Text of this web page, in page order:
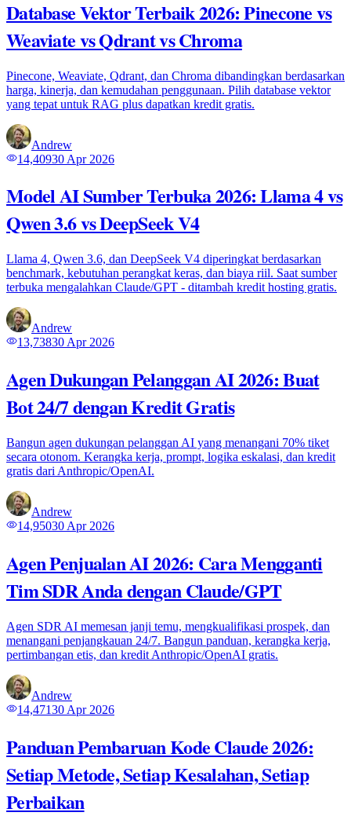
Database Vektor Terbaik 2026: Pinecone vs
Weaviate vs Qdrant vs Chroma
Pinecone, Weaviate, Qdrant, dan Chroma dibandingkan berdasarkan
harga, kinerja, dan kemudahan penggunaan. Pilih database vektor
yang tepat untuk RAG plus dapatkan kredit gratis.
Andrew
14,40930 Apr 2026
Model AI Sumber Terbuka 2026: Llama 4 vs
Qwen 3.6 vs DeepSeek V4
Llama 4, Qwen 3.6, dan DeepSeek V4 diperingkat berdasarkan
benchmark, kebutuhan perangkat keras, dan biaya riil. Saat sumber
terbuka mengalahkan Claude/GPT - ditambah kredit hosting gratis.
Andrew
13,73830 Apr 2026
Agen Dukungan Pelanggan AI 2026: Buat
Bot 24/7 dengan Kredit Gratis
Bangun agen dukungan pelanggan AI yang menangani 70% tiket
secara otonom. Kerangka kerja, prompt, logika eskalasi, dan kredit
gratis dari Anthropic/OpenAI.
Andrew
14,95030 Apr 2026
Agen Penjualan AI 2026: Cara Mengganti
Tim SDR Anda dengan Claude/GPT
Agen SDR AI memesan janji temu, mengkualifikasi prospek, dan
menangani penjangkauan 24/7. Bangun panduan, kerangka kerja,
pertimbangan etis, dan kredit Anthropic/OpenAI gratis.
Andrew
14,47130 Apr 2026
Panduan Pembaruan Kode Claude 2026:
Setiap Metode, Setiap Kesalahan, Setiap
Perbaikan